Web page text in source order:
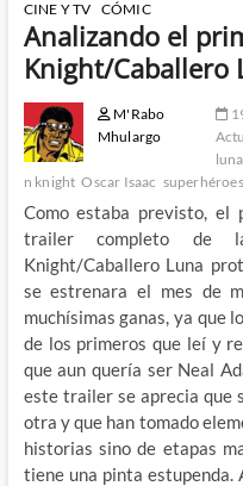
CINE Y TV CÓMIC
Analizando el
Knight/Caballero
M'Rabo
Mhulargo
luna
n knight Oscar Isaac superhéroes
Como estaba previsto, el
trailer completo de
Knight/Caballero Luna
se estrenara el mes de
muchísimas ganas, ya que
de los primeros que leí y
que aun quería ser Neal
este trailer se aprecia que
otra y que han tomado
historias sino de etapas
tiene una pinta estupenda.